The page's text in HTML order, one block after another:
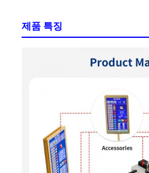
제품 특징